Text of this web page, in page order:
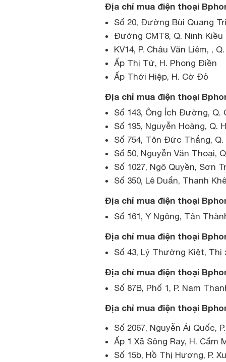
Địa chỉ mua điện thoại
Số 20, Đường Bùi Quang
Đường CMT8, Q. Ninh Kiều
KV14, P. Châu Văn Liêm, ,
Ấp Thị Tứ, H. Phong Điền
Ấp Thới Hiệp, H. Cờ Đỏ
Địa chỉ mua điện thoại
Số 143, Ông Ích Đường, Q.
Số 195, Nguyễn Hoàng, Q.
Số 754, Tôn Đức Thắng, Q.
Số 50, Nguyễn Văn Thoại,
Số 1027, Ngô Quyền, Sơn
Số 350, Lê Duẩn, Thanh Khê
Địa chỉ mua điện thoại
Số 161, Y Ngông, Tân
Địa chỉ mua điện thoại
Số 43, Lý Thường Kiệt, Thị
Địa chỉ mua điện thoại
Số 87B, Phố 1, P. Nam
Địa chỉ mua điện thoại
Số 2067, Nguyễn Ái Quốc,
Ấp 1 Xã Sông Ray, H. Cẩm
Số 15b, Hồ Thị Hương, P.